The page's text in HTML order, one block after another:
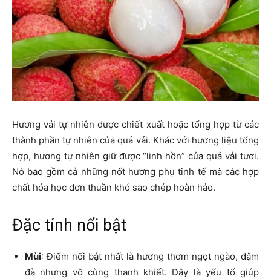
Hương vải tự nhiên được chiết xuất hoặc tổng hợp từ các
thành phần tự nhiên của quả vải. Khác với hương liệu tổng
hợp, hương tự nhiên giữ được “linh hồn” của quả vải tươi.
Nó bao gồm cả những nốt hương phụ tinh tế mà các hợp
chất hóa học đơn thuần khó sao chép hoàn hảo.
Đặc tính nổi bật
Mùi: Điểm nổi bật nhất là hương thơm ngọt ngào, đậm
đà nhưng vô cùng thanh khiết. Đây là yếu tố giúp